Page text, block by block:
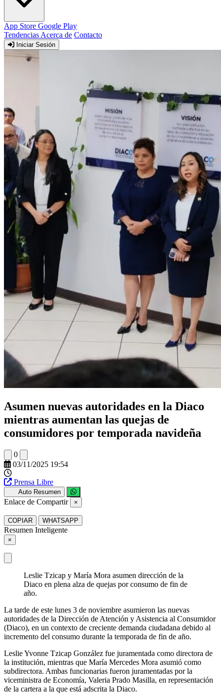
App Store Google Play
Tendencias Acerca de Contacto
Iniciar Sesión
Asumen nuevas autoridades en la Diaco
mientras aumentan las quejas de
consumidores por temporada navideña
0
03/11/2025 19:54
Prensa Libre
Auto Resumen
Enlace de Compartir ×
COPIAR WHATSAPP
Resumen Inteligente
×
Leslie Tzicap y María Mora asumen dirección de la
Diaco en plena alza de quejas por consumo de fin de
año.
La tarde de este lunes 3 de noviembre asumieron las nuevas
autoridades de la Dirección de Atención y Asistencia al Consumidor
(Diaco), en un contexto de creciente demanda ciudadana debido al
incremento del consumo durante la temporada de fin de año.
Leslie Yvonne Tzicap González fue juramentada como directora de
la institución, mientras que María Mercedes Mora asumió como
subdirectora. Ambas funcionarias fueron juramentadas por la
viceministra de Economía, Valeria Prado Masilla, en representación
de la cartera a la que está adscrita la Diaco.